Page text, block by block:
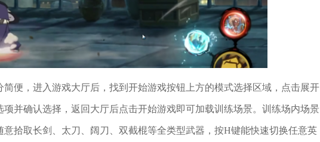
便，进入游戏大厅后，找到开始游戏按钮上方的模式选择区域，点击展开
并确认选择，返回大厅后点击开始游戏即可加载训练场景。训练场内场景
拾取长剑、太刀、阔刀、双截棍等全类型武器，按H键能快速切换任意英